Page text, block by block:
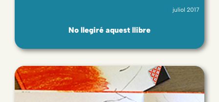
juliol 2017
No llegiré aquest llibre